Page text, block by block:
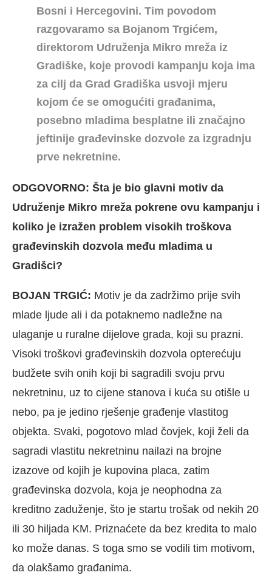
Bosni i Hercegovini. Tim povodom
razgovaramo sa Bojanom Trgićem,
direktorom Udruženja Mikro mreža iz
Gradiške, koje provodi kampanju koja ima
za cilj da Grad Gradiška usvoji mjeru
kojom će se omogućiti građanima,
posebno mladima besplatne ili značajno
jeftinije građevinske dozvole za izgradnju
prve nekretnine.
ODGOVORNO: Šta je bio glavni motiv da
Udruženje Mikro mreža pokrene ovu kampanju i
koliko je izražen problem visokih troškova
građevinskih dozvola među mladima u
Gradišci?
BOJAN TRGIĆ: Motiv je da zadržimo prije svih
mlade ljude ali i da potaknemo nadležne na
ulaganje u ruralne dijelove grada, koji su prazni.
Visoki troškovi građevinskih dozvola opterećuju
budžete svih onih koji bi sagradili svoju prvu
nekretninu, uz to cijene stanova i kuća su otišle u
nebo, pa je jedino rješenje građenje vlastitog
objekta. Svaki, pogotovo mlad čovjek, koji želi da
sagradi vlastitu nekretninu nailazi na brojne
izazove od kojih je kupovina placa, zatim
građevinska dozvola, koja je neophodna za
kreditno zaduženje, što je startu trošak od nekih 20
ili 30 hiljada KM. Priznaćete da bez kredita to malo
ko može danas. S toga smo se vodili tim motivom,
da olakšamo građanima.